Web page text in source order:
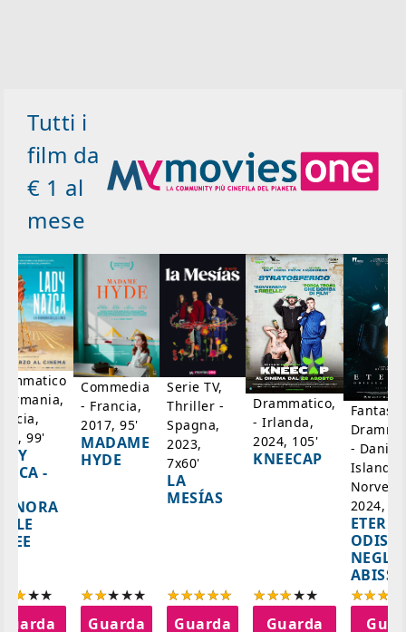
Tutti i
film da
€ 1 al
mese
99'
-
Commedia
- Francia,
2017, 95'
MADAME
HYDE
Guarda
Serie TV,
Thriller -
Spagna,
2023,
7x60'
LA
MESÍAS
Guarda
Drammatico,
- Irlanda,
2024, 105'
KNEECAP
Guarda
-
Islanda,
2024,
NEGLI
ABISSI